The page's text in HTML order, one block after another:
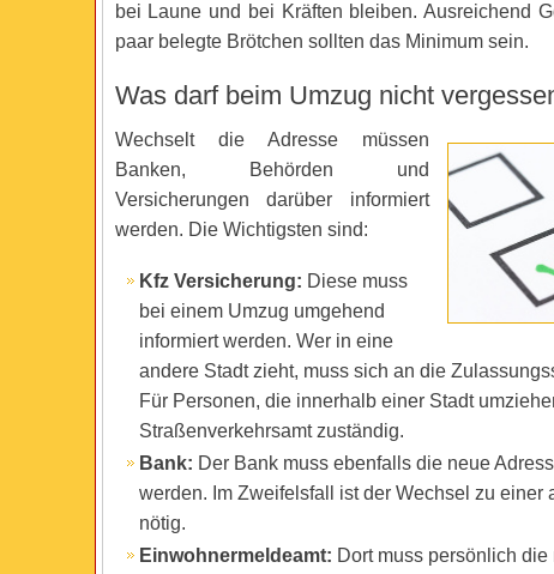
bei Laune und bei Kräften bleiben. Ausreichend
paar belegte Brötchen sollten das Minimum sein.
Was darf beim Umzug nicht
Wechselt die Adresse müssen
Banken, Behörden und
Versicherungen darüber informiert
werden. Die Wichtigsten sind:
Kfz Versicherung: Diese muss
bei einem Umzug umgehend
informiert werden. Wer in eine
andere Stadt zieht, muss sich an die
Für Personen, die innerhalb einer Stadt
Straßenverkehrsamt zuständig.
Bank: Der Bank muss ebenfalls die neue
werden. Im Zweifelsfall ist der Wechsel zu einer
nötig.
Einwohnermeldeamt: Dort muss persönlich die